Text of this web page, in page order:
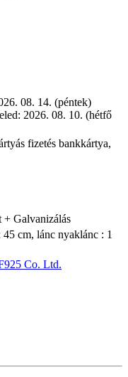
08. 14. (péntek)
2026. 08. 10. (hétfő
bankkártya,
+ Galvanizálás
45 cm, lánc nyaklánc : 1
Co. Ltd.